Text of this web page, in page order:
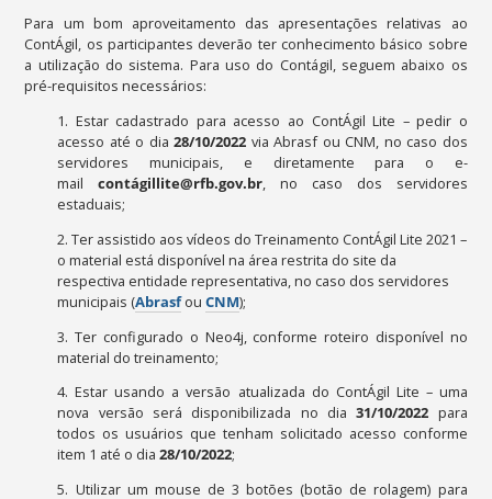
Para um bom aproveitamento das apresentações relativas ao
ContÁgil, os participantes deverão ter conhecimento básico sobre
a utilização do sistema. Para uso do Contágil, seguem abaixo os
pré-requisitos necessários:
1. Estar cadastrado para acesso ao ContÁgil Lite – pedir o
acesso até o dia28/10/2022 via Abrasf ou CNM, no caso dos
servidores municipais, e diretamente para o e-
mailcontágillite@rfb.gov.br, no caso dos servidores
estaduais;
2. Ter assistido aos vídeos do Treinamento ContÁgil Lite 2021 –
o material está disponível na área restrita do site da
respectiva entidade representativa, no caso dos servidores
municipais (AbrasfouCNM);
3. Ter configurado o Neo4j, conforme roteiro disponível no
material do treinamento;
4. Estar usando a versão atualizada do ContÁgil Lite – uma
nova versão será disponibilizada no dia31/10/2022 para
todos os usuários que tenham solicitado acesso conforme
item 1 até o dia28/10/2022;
5. Utilizar um mouse de 3 botões (botão de rolagem) para